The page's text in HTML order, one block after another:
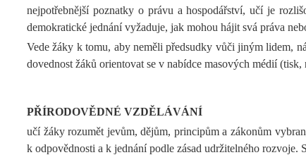
nejpotřebnější poznatky o právu a hospodářství, učí je
demokratické jednání vyžaduje, jak mohou hájit svá práva
Vede žáky k tomu, aby neměli předsudky vůči jiným lidem,
dovednost žáků orientovat se v nabídce masových médií
PŘÍRODOVĚDNÉ VZDĚLÁVÁNÍ
učí žáky rozumět jevům, dějům, principům a zákonům
k odpovědnosti a k jednání podle zásad udržitelného